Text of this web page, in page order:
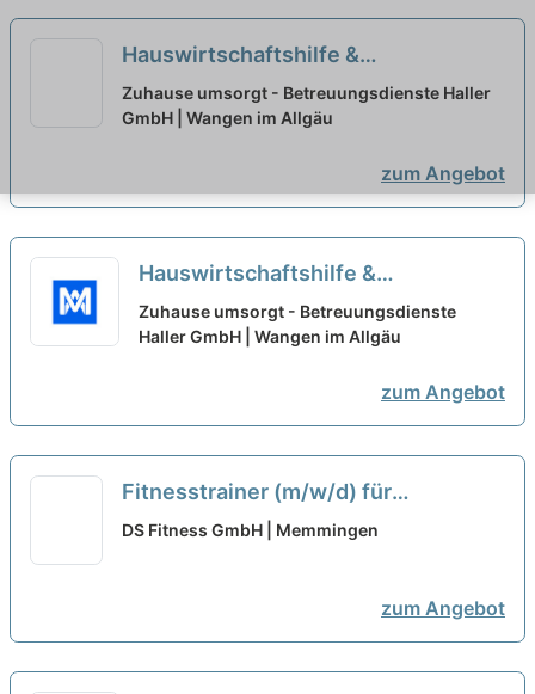
Hauswirtschaftshilfe &
Betreuungskraft Senioren (m/w/d)
Teilzeit/Minijob - Wangen im Allgäu
Zuhause umsorgt - Betreuungsdienste Haller
GmbH | Wangen im Allgäu
zum Angebot
Hauswirtschaftshilfe &
Betreuungskraft Senioren (m/w/d)
— Teilzeit/Minijob - Wangen im
Zuhause umsorgt - Betreuungsdienste
Haller GmbH | Wangen im Allgäu
zum Angebot
Fitnesstrainer (m/w/d) für
Memmingen auf 603 € -
DS Fitness GmbH | Memmingen
zum Angebot